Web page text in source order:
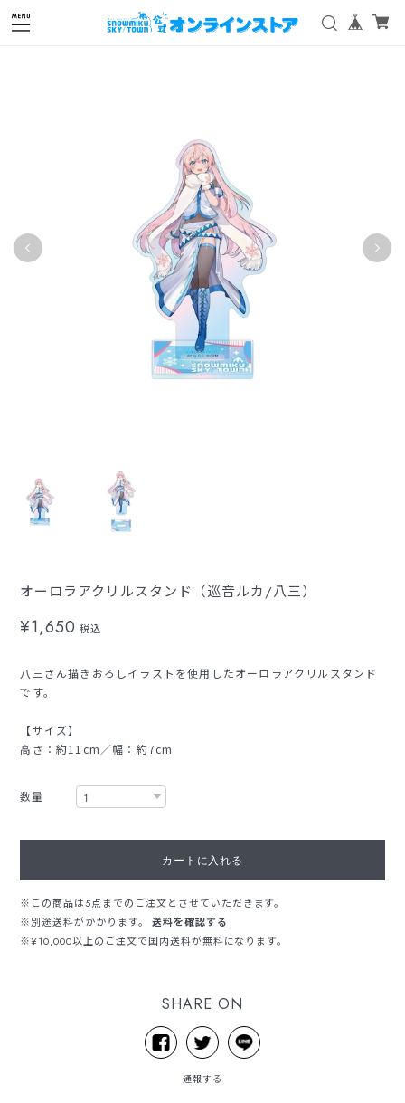
オーロラアクリルスタンド（巡音ルカ/八三）
¥1,650 税込
八三さん描きおろしイラストを使用したオーロラアクリルスタンド
です。
【サイズ】
高さ：約11cm／幅：約7cm
数量
カートに入れる
※この商品は5点までのご注文とさせていただきます。
※別途送料がかかります。
送料を確認する
※¥10,000以上のご注文で国内送料が無料になります。
SHARE ON
通報する